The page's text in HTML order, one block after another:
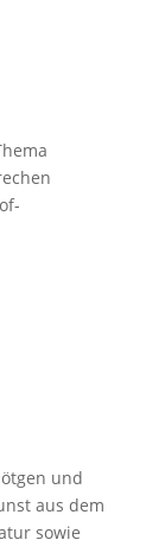
und
aus dem
sowie